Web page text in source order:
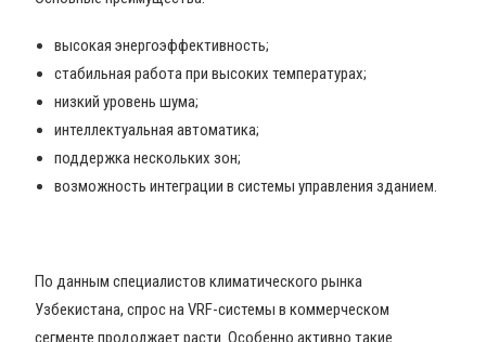
высокая энергоэффективность;
стабильная работа при высоких температурах;
низкий уровень шума;
интеллектуальная автоматика;
поддержка нескольких зон;
возможность интеграции в системы управления зданием.
По данным специалистов климатического рынка
Узбекистана, спрос на VRF-системы в коммерческом
сегменте продолжает расти. Особенно активно такие